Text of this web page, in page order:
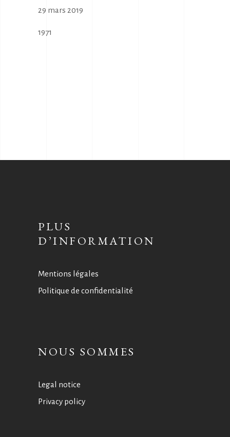
29 mars 2019
1971
PLUS
D’INFORMATION
Mentions légales
Politique de confidentialité
NOUS SOMMES
Legal notice
Privacy policy